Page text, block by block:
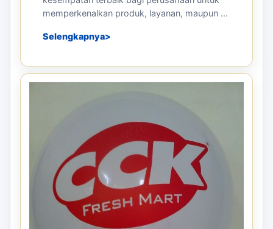
memperkenalkan produk, layanan, maupun ...
Selengkapnya